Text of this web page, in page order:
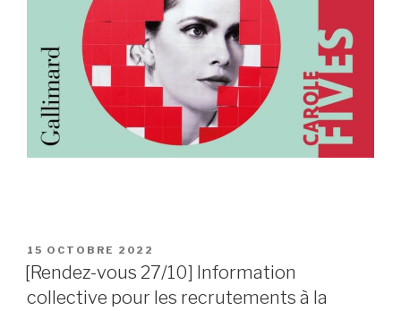
PUBLIÉ
LE
15 OCTOBRE 2022
[Rendez-vous 27/10] Information
collective pour les recrutements à la